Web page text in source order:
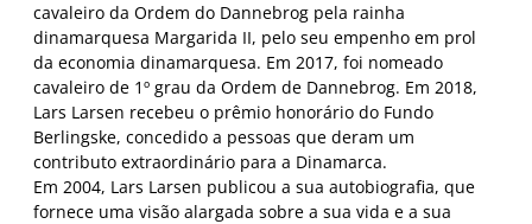
cavaleiro da Ordem do Dannebrog pela rainha
dinamarquesa Margarida II, pelo seu empenho em prol
da economia dinamarquesa. Em 2017, foi nomeado
cavaleiro de 1º grau da Ordem de Dannebrog. Em 2018,
Lars Larsen recebeu o prêmio honorário do Fundo
Berlingske, concedido a pessoas que deram um
contributo extraordinário para a Dinamarca.
Em 2004, Lars Larsen publicou a sua autobiografia, que
fornece uma visão alargada sobre a sua vida e a sua